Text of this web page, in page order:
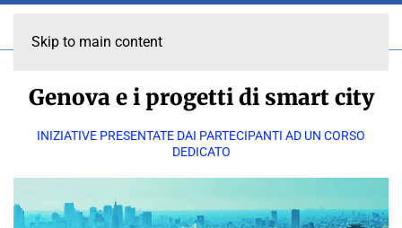
Skip to main content
Genova e i progetti di smart city
INIZIATIVE PRESENTATE DAI PARTECIPANTI AD UN CORSO
DEDICATO